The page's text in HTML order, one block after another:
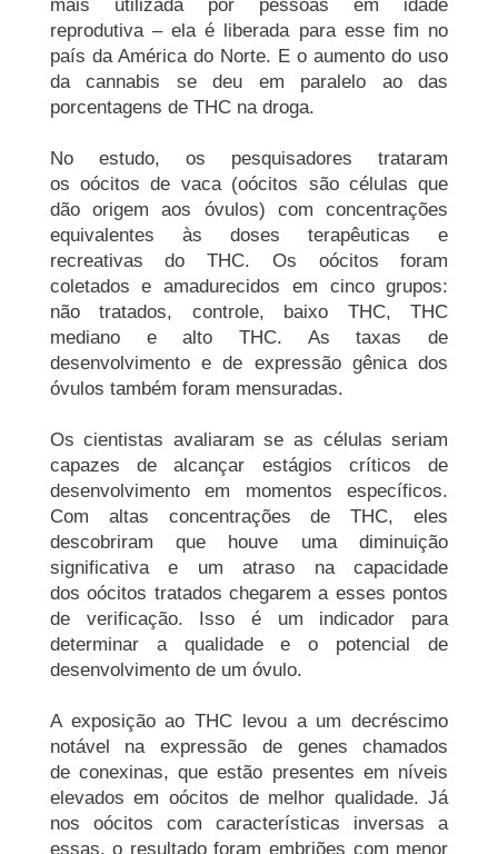
mais utilizada por pessoas em idade
reprodutiva – ela é liberada para esse fim no
país da América do Norte. E o aumento do uso
da cannabis se deu em paralelo ao das
porcentagens de THC na droga.
No estudo, os pesquisadores trataram
osoócitos de vaca (oócitos são células que
dão origem aos óvulos) com concentrações
equivalentes às doses terapêuticas e
recreativas do THC. Os oócitos foram
coletados e amadurecidos em cinco grupos:
não tratados, controle, baixo THC, THC
mediano e alto THC. As taxas de
desenvolvimento e de expressão gênica dos
óvulos também foram mensuradas.
Os cientistas avaliaram se as células seriam
capazes de alcançar estágios críticos de
desenvolvimento em momentos específicos.
Com altas concentrações de THC, eles
descobriram que houve uma diminuição
significativa e um atraso na capacidade
dosoócitos tratados chegarem a esses pontos
de verificação. Isso é um indicador para
determinar a qualidade e o potencial de
desenvolvimento de um óvulo.
A exposição ao THC levou a um decréscimo
notável na expressão de genes chamados
deconexinas, que estão presentes em níveis
elevados em oócitos de melhor qualidade. Já
nos oócitos com características inversas a
essas, o resultado foram embriões com menor